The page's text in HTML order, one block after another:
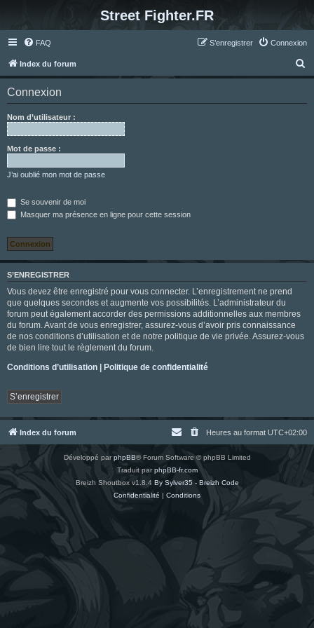
Street Fighter.FR
FAQ Connexion
S’enregistrer
Index du forum
e
Connexion
Nom d’utilisateur :
Mot de passe :
J’ai oublié mon mot de passe
Se souvenir de moi
Masquer ma présence en ligne pour cette session
S’ENREGISTRER
Vous devez être enregistré pour vous connecter. L’enregistrement ne prend
que quelques secondes et augmente vos possibilités. L’administrateur du
forum peut également accorder des permissions additionnelles aux membres
du forum. Avant de vous enregistrer, assurez-vous d’avoir pris connaissance
de nos conditions d’utilisation et de notre politique de vie privée. Assurez-vous
de bien lire tout le règlement du forum.
Conditions d’utilisation | Politique de confidentialité
S’enregistrer
Index du forum Heures au format UTC+02:00
Développé parphpBB® Forum Software © phpBB Limited
Traduit parphpBB-fr.com
Breizh Shoutbox v1.8.4 By Sylver35 - Breizh Code
Confidentialité | Conditions